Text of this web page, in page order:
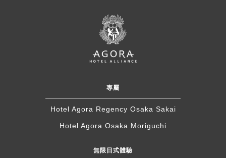
專屬
Hotel Agora Regency Osaka Sakai
Hotel Agora Osaka Moriguchi
無限日式體驗